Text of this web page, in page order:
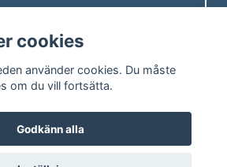
Sweden
cookies
använder cookies. Du måste
om du vill fortsätta.
Godkänn alla